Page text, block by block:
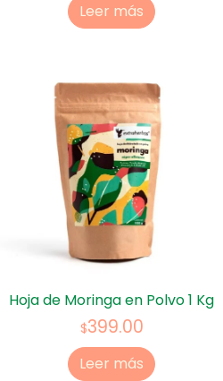
Leer más
Hoja de Moringa en Polvo 1 Kg
$399.00
Leer más